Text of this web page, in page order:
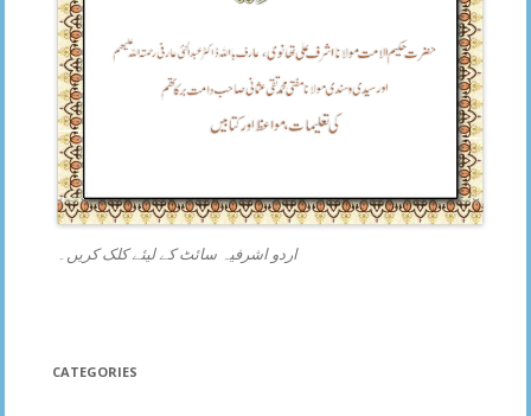
اردو اشرفیہ سائٹ کے لیئے کلک کریں۔
CATEGORIES